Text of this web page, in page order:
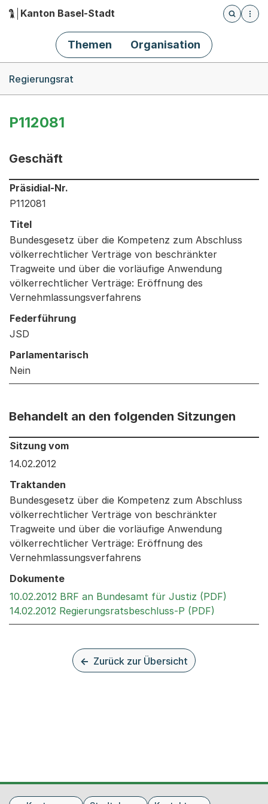
Hauptnavigation
Kanton Basel-Stadt
Öffnet
Themen Organisation
Regierungsrat
P112081
Geschäft
Informationen zum Ausgewählten Geschäft
Präsidial-Nr.
P112081
Titel
Bundesgesetz über die Kompetenz zum Abschluss
völkerrechtlicher Verträge von beschränkter
Tragweite und über die vorläufige Anwendung
völkerrechtlicher Verträge: Eröffnung des
Vernehmlassungsverfahrens
Federführung
JSD
Parlamentarisch
Nein
Behandelt an den folgenden Sitzungen
Behandelt an den folgenden Sitzungen: Informationen
Sitzung vom
14.02.2012
Traktanden
Bundesgesetz über die Kompetenz zum Abschluss
völkerrechtlicher Verträge von beschränkter
Tragweite und über die vorläufige Anwendung
völkerrechtlicher Verträge: Eröffnung des
Vernehmlassungsverfahrens
Dokumente
10.02.2012 BRF an Bundesamt für Justiz (PDF)
14.02.2012 Regierungsratsbeschluss-P (PDF)
Zurück zur Übersicht